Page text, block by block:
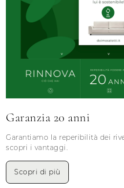
Garanzia 20 anni
Garantiamo la reperibilità dei
scopri i vantaggi.
Scopri di più